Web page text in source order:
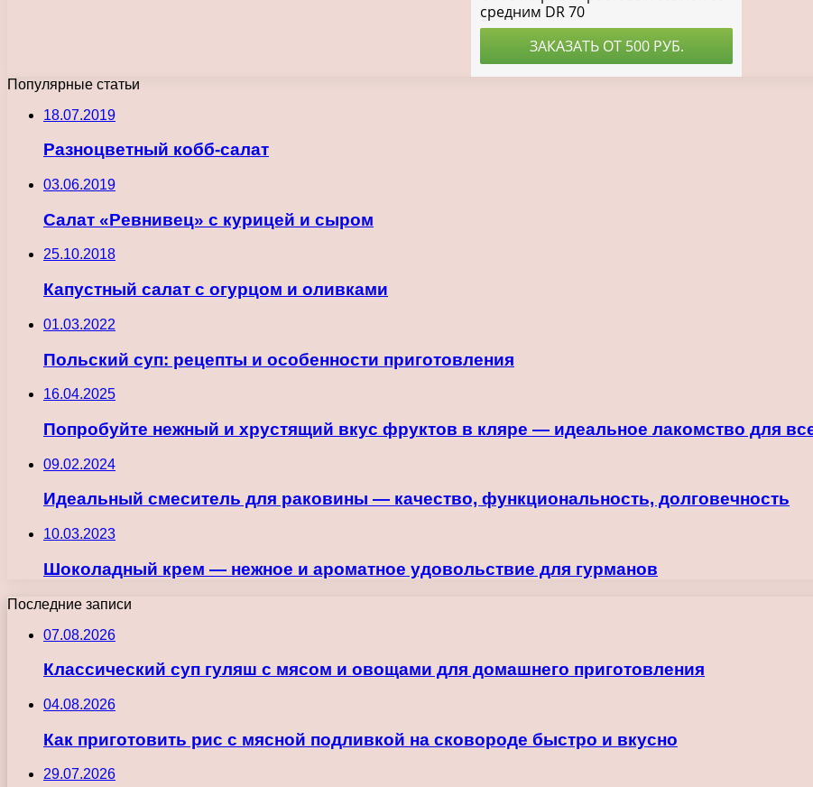
Популярные статьи
18.07.2019
Разноцветный кобб-салат
03.06.2019
Салат «Ревнивец» с курицей и сыром
25.10.2018
Капустный салат с огурцом и оливками
01.03.2022
Польский суп: рецепты и особенности приготовления
16.04.2025
Попробуйте нежный и хрустящий вкус фруктов в кляре — идеальное лакомство для
09.02.2024
Идеальный смеситель для раковины — качество, функциональность, долговечность
10.03.2023
Шоколадный крем — нежное и ароматное удовольствие для гурманов
Последние записи
07.08.2026
Классический суп гуляш с мясом и овощами для домашнего приготовления
04.08.2026
Как приготовить рис с мясной подливкой на сковороде быстро и вкусно
29.07.2026